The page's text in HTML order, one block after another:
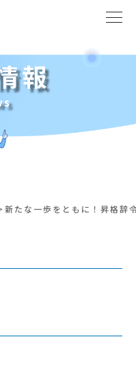
報
新たな一歩をともに！昇格辞